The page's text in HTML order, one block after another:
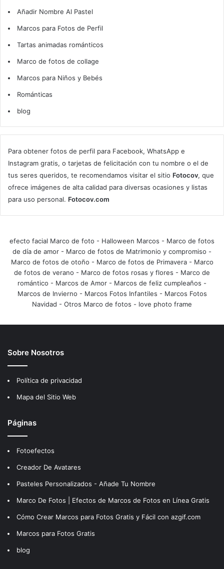
Añadir Nombre Al Pastel
Marcos para Fotos de Perfil
Tartas animadas románticos
Marco de fotos de collage
Marcos para Niños y Bebés
Románticas
blog
Para obtener fotos de perfil para Facebook, WhatsApp e
Instagram gratis, o tarjetas de felicitación con tu nombre o el de
tus seres queridos, te recomendamos visitar el sitio Fotocov, que
ofrece imágenes de alta calidad para diversas ocasiones y listas
para uso personal. Fotocov.com
efecto facial Marco de foto - Halloween Marcos - Marco de fotos
de día de amor - Marco de fotos de Matrimonio y compromiso -
Marco de fotos de otoño - Marco de fotos de Primavera- Marco
de fotos de verano - Marco de fotos rosas y flores - Marco de
romántico - Marcos de Amor - Marcos de feliz cumpleaños -
Marcos de Invierno - Marcos Fotos Infantiles - Marcos Fotos
Navidad - Otros Marco de fotos - love photo frame
Sobre Nosotros
Política de privacidad
Mapa del Sitio Web
Páginas
Fotoefectos
Creador De Avatares
Pasteles Personalizados - Añade Tu Nombre
Marco De Fotos | Efectos de Marcos de Fotos en Línea Gratis
Cómo Crear Marcos para Fotos Gratis y Fácil con azgif.com
Marcos para Fotos Gratis
blog